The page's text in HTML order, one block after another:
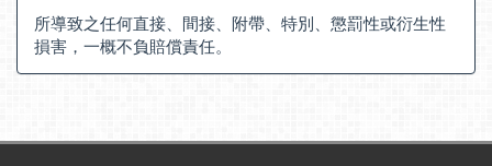
所導致之任何直接、間接、附帶、特別、懲罰性或衍生性
損害，一概不負賠償責任。